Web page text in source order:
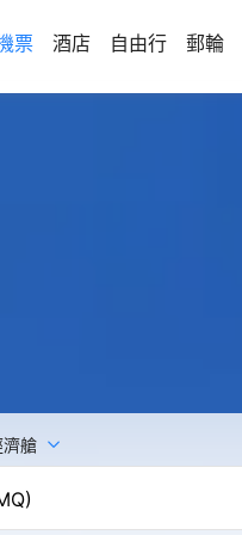
票 酒店 自由行 郵輪
濟艙